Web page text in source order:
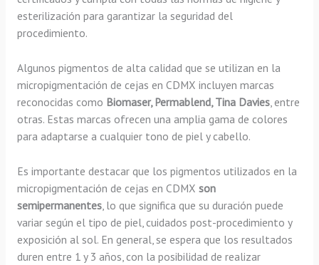
esterilización para garantizar la seguridad del
procedimiento.
Algunos pigmentos de alta calidad que se utilizan en la
micropigmentación de cejas en CDMX incluyen marcas
reconocidas como Biomaser, Permablend, Tina Davies, entre
otras. Estas marcas ofrecen una amplia gama de colores
para adaptarse a cualquier tono de piel y cabello.
Es importante destacar que los pigmentos utilizados en la
micropigmentación de cejas en CDMX son
semipermanentes, lo que significa que su duración puede
variar según el tipo de piel, cuidados post-procedimiento y
exposición al sol. En general, se espera que los resultados
duren entre 1 y 3 años, con la posibilidad de realizar